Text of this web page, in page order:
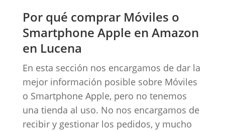
Por qué comprar Móviles o
Smartphone Apple en Amazon
en Lucena
En esta sección nos encargamos de dar la
mejor información posible sobre Móviles
o Smartphone Apple, pero no tenemos
una tienda al uso. No nos encargamos de
recibir y gestionar los pedidos, y mucho